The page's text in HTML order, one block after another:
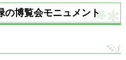
の博覧会モニュメント